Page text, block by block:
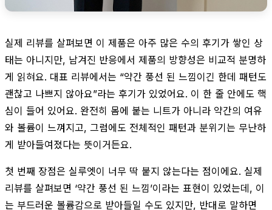
실제 리뷰를 살펴보면 이 제품은 아주 많은 수의 후기가 쌓인 상
태는 아니지만, 남겨진 반응에서 제품의 방향성은 비교적 분명하
게 읽혀요. 대표 리뷰에서는 “약간 풍선 된 느낌이긴 한데 패턴도
괜찮고 나쁘지 않아요”라는 후기가 있었어요. 이 한 줄 안에도 핵
심이 들어 있어요. 완전히 몸에 붙는 니트가 아니라 약간의 여유
와 볼륨이 느껴지고, 그럼에도 전체적인 패턴과 분위기는 무난하
게 받아들여졌다는 뜻이거든요.
첫 번째 장점은 실루엣이 너무 딱 붙지 않는다는 점이에요. 실제
리뷰를 살펴보면 ‘약간 풍선 된 느낌’이라는 표현이 있었는데, 이
는 부드러운 볼륨감으로 받아들일 수도 있지만, 반대로 말하면